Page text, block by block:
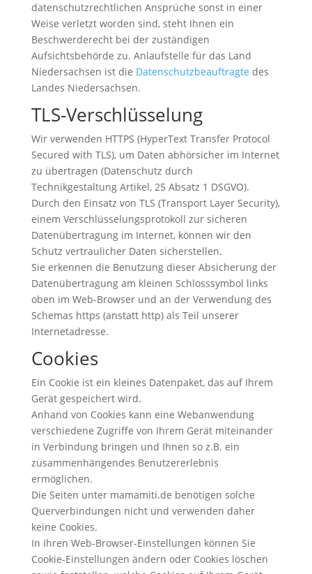
datenschutzrechtlichen Ansprüche sonst in einer
Weise verletzt worden sind, steht Ihnen ein
Beschwerderecht bei der zuständigen
Aufsichtsbehörde zu. Anlaufstelle für das Land
Niedersachsen ist die Datenschutzbeauftragte des
Landes Niedersachsen.
TLS-Verschlüsselung
Wir verwenden HTTPS (HyperText Transfer Protocol
Secured with TLS), um Daten abhörsicher im Internet
zu übertragen (Datenschutz durch
Technikgestaltung Artikel, 25 Absatz 1 DSGVO).
Durch den Einsatz von TLS (Transport Layer Security),
einem Verschlüsselungsprotokoll zur sicheren
Datenübertragung im Internet, können wir den
Schutz vertraulicher Daten sicherstellen.
Sie erkennen die Benutzung dieser Absicherung der
Datenübertragung am kleinen Schlosssymbol links
oben im Web-Browser und an der Verwendung des
Schemas https (anstatt http) als Teil unserer
Internetadresse.
Cookies
Ein Cookie ist ein kleines Datenpaket, das auf Ihrem
Gerät gespeichert wird.
Anhand von Cookies kann eine Webanwendung
verschiedene Zugriffe von Ihrem Gerät miteinander
in Verbindung bringen und Ihnen so z.B. ein
zusammenhängendes Benutzererlebnis
ermöglichen.
Die Seiten unter mamamiti.de benötigen solche
Querverbindungen nicht und verwenden daher
keine Cookies.
In Ihren Web-Browser-Einstellungen können Sie
Cookie-Einstellungen ändern oder Cookies löschen